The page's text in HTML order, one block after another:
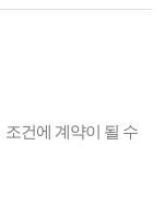
건에 계약이 될 수